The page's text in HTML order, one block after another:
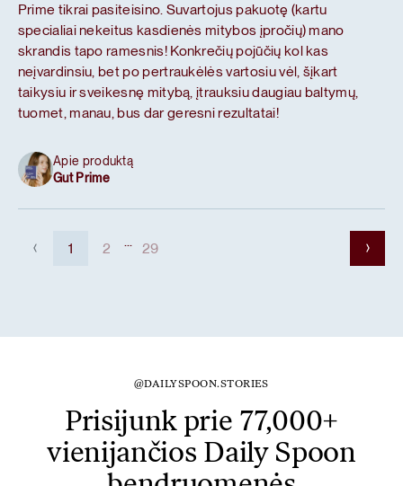
Prime tikrai pasiteisino. Suvartojus pakuotę (kartu
specialiai nekeitus kasdienės mitybos įpročių) mano
skrandis tapo ramesnis! Konkrečių pojūčių kol kas
neįvardinsiu, bet po pertraukėlės vartosiu vėl, šįkart
taikysiu ir sveikesnę mitybą, įtrauksiu daugiau baltymų,
tuomet, manau, bus dar geresni rezultatai!
Apie produktą
Gut Prime
1 2 29
@DAILYSPOON.STORIES
Prisijunk prie 77,000+
vienijančios Daily Spoon